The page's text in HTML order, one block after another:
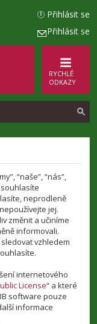
Přihlásit se
Přihlásit se
RYCHLÉ
ODKAZY
“naše”, “nás”,
souhlasíte
neprodleně
jej.
změnit a učiníme
informovali.
vzhledem
internetového
License“ a které
software pouze
informace